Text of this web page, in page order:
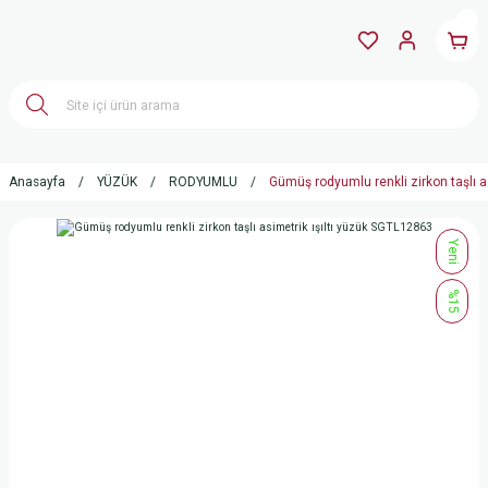
Anasayfa YÜZÜK RODYUMLU Gümüş rodyumlu renkli zirkon taşlı
Yeni
%15